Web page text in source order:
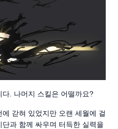
. 나머지 스킬은 어떨까요?
갇혀 있었지만 오랜 세월에 걸
과 함께 싸우며 터득한 실력을